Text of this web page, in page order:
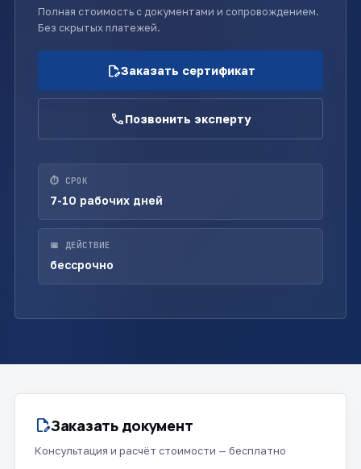
Полная стоимость с документами и сопровождением.
Без скрытых платежей.
edit_documentЗаказать сертификат
callПозвонить эксперту
⏱ СРОК
7-10 рабочих дней
📅 ДЕЙСТВИЕ
бессрочно
edit_documentЗаказать документ
Консультация и расчёт стоимости — бесплатно